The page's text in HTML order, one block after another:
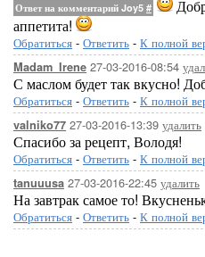
Ответ на комментарий Joy5 #
аппетита!
Обратиться - Ответить - К полной
Madam_Irene 27-03-2016-08:54
С маслом будет так вкусно!
Обратиться - Ответить - К полной
valniko77 27-03-2016-13:39 удалить
Спасибо за рецепт, Володя!
Обратиться - Ответить - К полной
tanuuusa 27-03-2016-22:45 удалить
На завтрак самое то!
Обратиться - Ответить - К полной